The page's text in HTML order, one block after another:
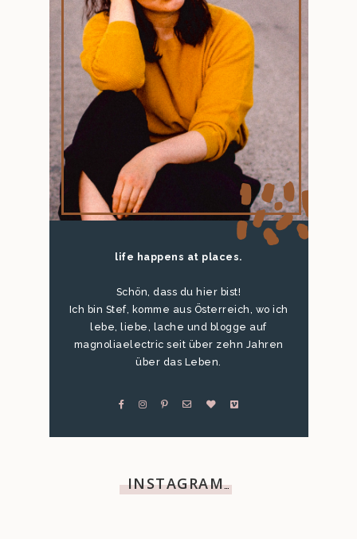
life happens at places.
Schön, dass du hier bist!
Ich bin Stef, komme aus Österreich, wo ich
lebe, liebe, lache und blogge auf
magnoliaelectric seit über zehn Jahren
über das Leben.
INSTAGRAM…